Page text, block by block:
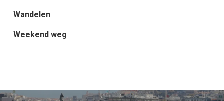
Wandelen
Weekend weg